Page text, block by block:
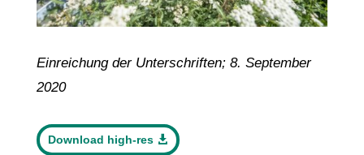
Einreichung der Unterschriften; 8. September
2020
Download high-res